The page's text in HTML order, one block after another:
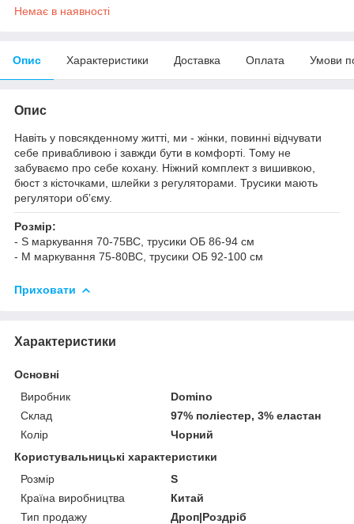
Немає в наявності
Опис Характеристики Доставка Оплата Умови
Опис
Навіть у повсякденному житті, ми - жінки, повинні відчувати
себе привабливою і завжди бути в комфорті. Тому не
забуваємо про себе кохану. Ніжний комплект з вишивкою,
бюст з кісточками, шлейки з регуляторами. Трусики мають
регулятори обʼєму.
Розмір:
- S маркування 70-75ВС, трусики ОБ 86-94 см
- M маркування 75-80ВС, трусики ОБ 92-100 см
Приховати
Характеристики
Основні
Виробник
Domino
Склад
97% поліестер, 3% еластан
Колір
Чорний
Користувальницькі характеристики
Розмір
S
Країна виробництва
Китай
Тип продажу
Дроп|Роздріб